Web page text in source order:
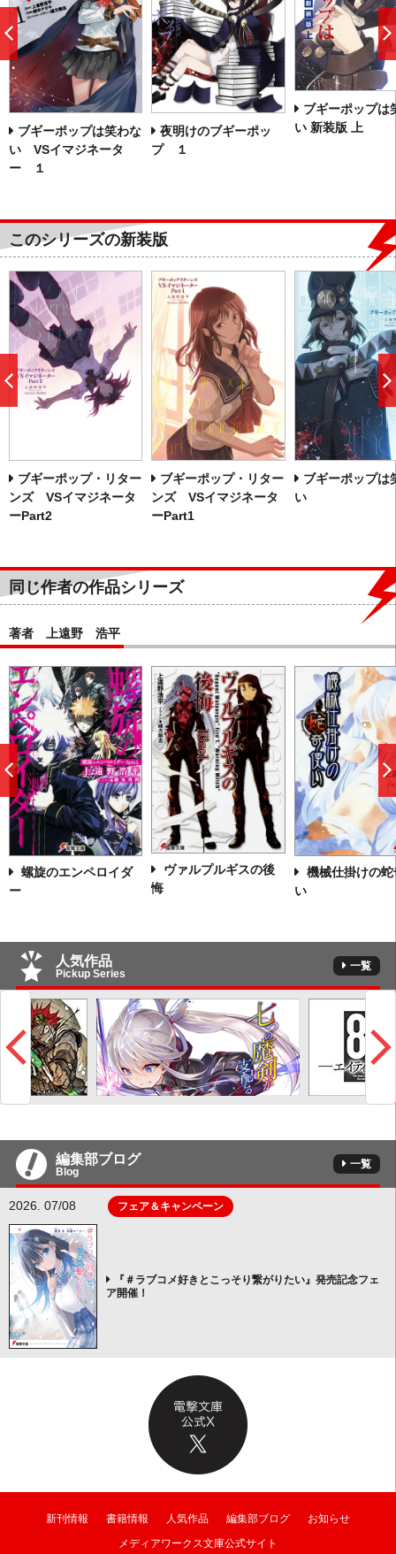
ブギーポップは笑わな
い VSイマジネータ
ー １
夜明けのブギーポッ
プ １
ブギーポップは
い 新装版 上
前
へ
このシリーズの新装版
ブギーポップ・リター
ンズ VSイマジネータ
ーPart2
ブギーポップ・リター
ンズ VSイマジネータ
ーPart1
ブギーポップは
い
同じ作者の作品シリーズ
著者 上遠野 浩平
螺旋のエンペロイダ
ー
ヴァルプルギスの後
悔
機械仕掛けの蛇
い
前
へ
人気作品
Pickup Series
一覧
編集部ブログ
Blog
一覧
2026. 07/08 フェア＆キャンペーン
『＃ラブコメ好きとこっそり繋がりたい』発売記念フェ
ア開催！
新刊情報 書籍情報 人気作品 編集部ブログ
お知らせ
メディアワークス文庫公式サイト